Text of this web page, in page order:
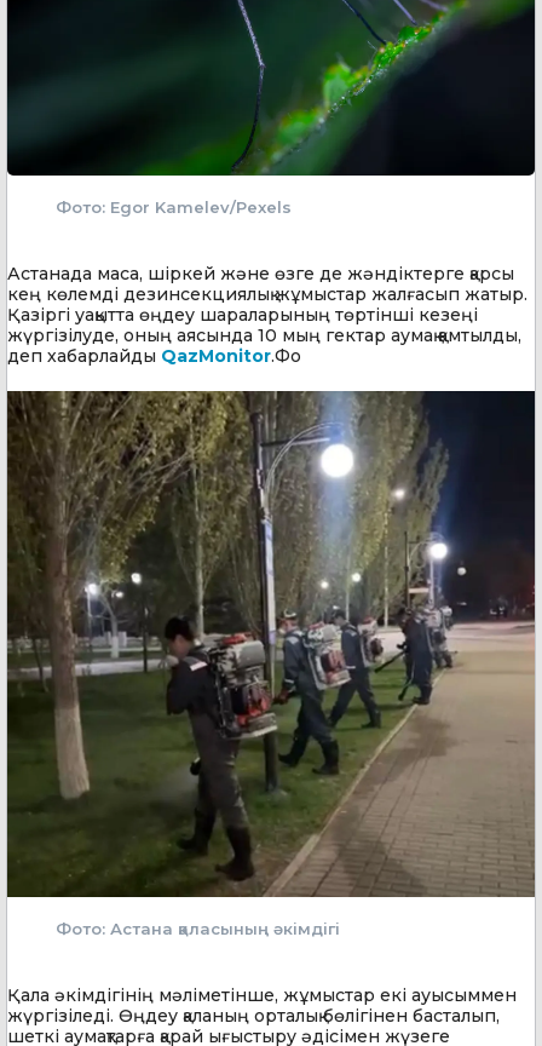
Фото: Egor Kamelev/Pexels
Астанада маса, шіркей және өзге де жәндіктерге қарсы
кең көлемді дезинсекциялық жұмыстар жалғасып жатыр.
Қазіргі уақытта өңдеу шараларының төртінші кезеңі
жүргізілуде, оның аясында 10 мың гектар аумақ қамтылды,
деп хабарлайды QazMonitor.Фо
Фото: Астана қаласының әкімдігі
Қала әкімдігінің мәліметінше, жұмыстар екі ауысыммен
жүргізіледі. Өңдеу қаланың орталық бөлігінен басталып,
шеткі аумақтарға қарай ығыстыру әдісімен жүзеге